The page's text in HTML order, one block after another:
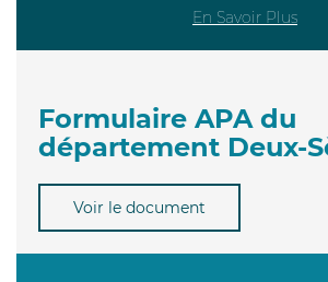
En Savoir Plus
Formulaire APA du
département Deux-
Voir le document